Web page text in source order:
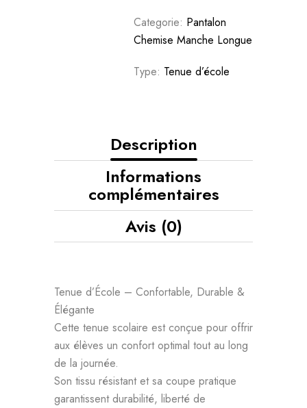
Categorie: Pantalon
Chemise Manche Longue
Type: Tenue d’école
Description
Informations
complémentaires
Avis (0)
Tenue d’École – Confortable, Durable &
Élégante
Cette tenue scolaire est conçue pour offrir
aux élèves un confort optimal tout au long
de la journée.
Son tissu résistant et sa coupe pratique
garantissent durabilité, liberté de